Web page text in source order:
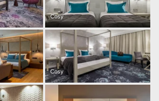
Cosy
Cosy
Voir tous nos hôtels